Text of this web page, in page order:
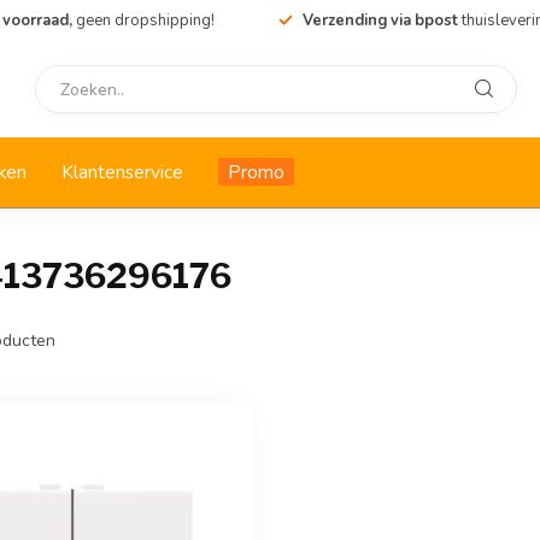
geen dropshipping! Verzending via bpost
Klantenservice Promo